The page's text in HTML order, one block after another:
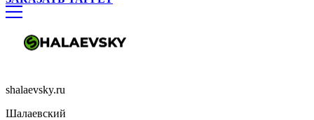
shalaevsky.ru
Шалаевский